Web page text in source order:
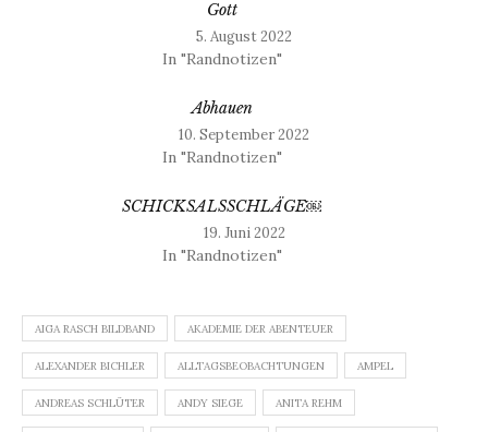
Gott
5. August 2022
In "Randnotizen"
Abhauen
10. September 2022
In "Randnotizen"
SCHICKSALSSCHLÄGE￼
19. Juni 2022
In "Randnotizen"
AIGA RASCH BILDBAND AKADEMIE DER ABENTEUER
ALEXANDER BICHLER ALLTAGSBEOBACHTUNGEN AMPEL
ANDREAS SCHLÜTER ANDY SIEGE ANITA REHM